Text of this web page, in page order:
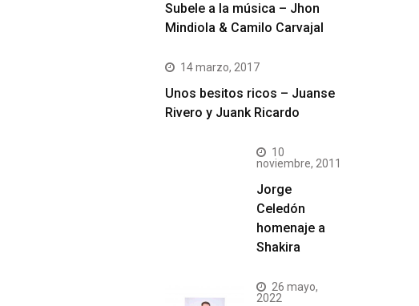
Subele a la música – Jhon
Mindiola & Camilo Carvajal
14 marzo, 2017
Unos besitos ricos – Juanse
Rivero y Juank Ricardo
10
noviembre, 2011
Jorge
Celedón
homenaje a
Shakira
26 mayo,
2022